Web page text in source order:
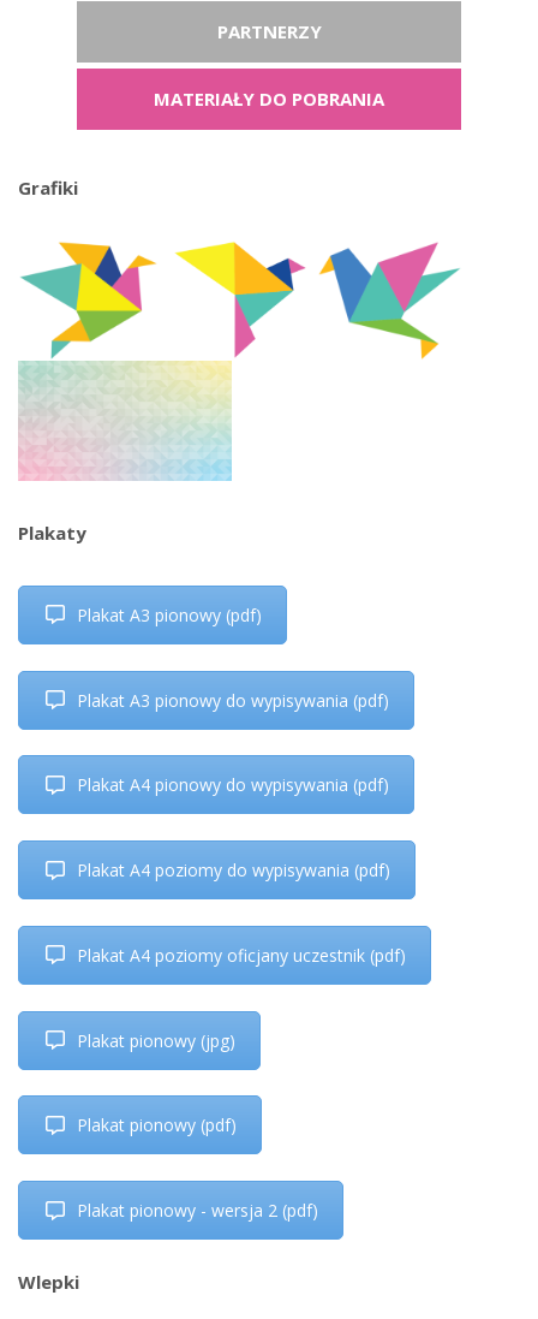
PARTNERZY
MATERIAŁY DO POBRANIA
Grafiki
Plakaty
Plakat A3 pionowy (pdf)
Plakat A3 pionowy do wypisywania (pdf)
Plakat A4 pionowy do wypisywania (pdf)
Plakat A4 poziomy do wypisywania (pdf)
Plakat A4 poziomy oficjany uczestnik (pdf)
Plakat pionowy (jpg)
Plakat pionowy (pdf)
Plakat pionowy - wersja 2 (pdf)
Wlepki